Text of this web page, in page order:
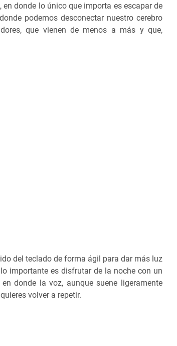
donde lo único que importa es escapar de
podemos desconectar nuestro cerebro
que vienen de menos a más y que,
del teclado de forma ágil para dar más luz
importante es disfrutar de la noche con un
donde la voz, aunque suene ligeramente
volver a repetir.